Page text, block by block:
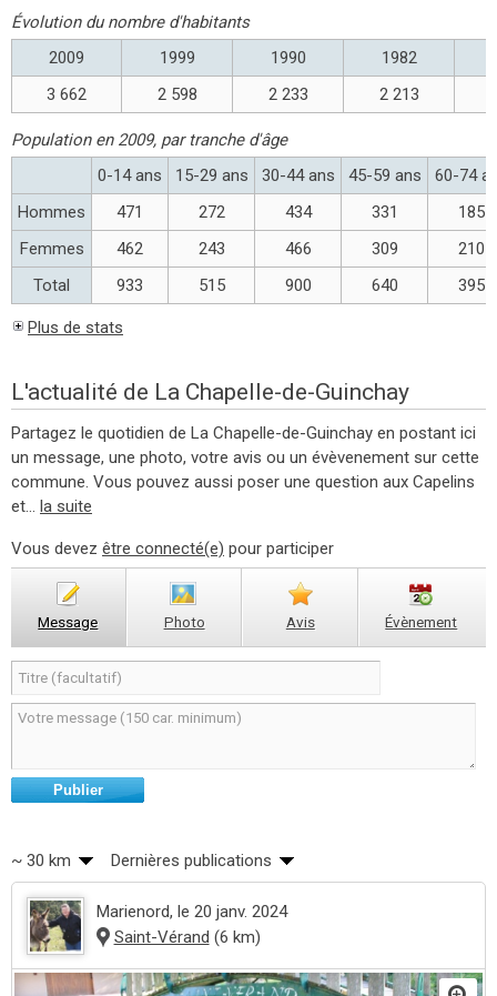
Évolution du nombre d'habitants
2009
1999 1990 1982
3 662
2 598 2 233 2 213
Population en 2009, par tranche d'âge
0-14 ans
15-29 ans 30-44 ans 45-59 ans
60-74
Hommes
471 272 434 331
185
Femmes
462 243 466 309
210
Total
933 515 900 640 395
Plus de stats
L'actualité de La Chapelle-de-Guinchay
Partagez le quotidien de La Chapelle-de-Guinchay en postant ici
un message, une photo, votre avis ou un évèvenement sur cette
commune. Vous pouvez aussi poser une question aux Capelins
et... la suite
Vous devez être connecté(e) pour participer
Message Photo Avis Évènement
Publier
~ 30 km Dernières publications
Marienord, le 20 janv. 2024
Saint-Vérand (6 km)